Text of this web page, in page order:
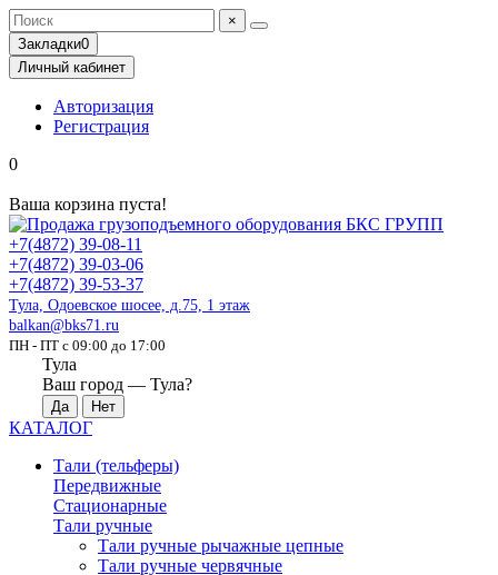
×
Закладки0
Личный кабинет
Авторизация
Регистрация
0
Ваша корзина пуста!
+7(4872) 39-08-11
+7(4872) 39-03-06
+7(4872) 39-53-37
Тула, Одоевское шосее, д.75, 1 этаж
balkan@bks71.ru
ПН - ПТ с 09:00 до 17:00
Тула
Ваш город — Тула?
КАТАЛОГ
Тали (тельферы)
Передвижные
Стационарные
Тали ручные
Тали ручные рычажные цепные
Тали ручные червячные